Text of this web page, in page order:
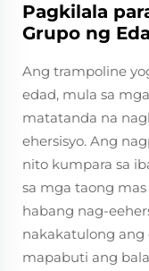
Pagkilala
Grupo ng
Ang trampoline
edad, mula sa
matatanda na
ehersisyo. Ang
nito kumpara sa
sa mga taong
habang nag-
nakakatulong ang
mapabuti ang